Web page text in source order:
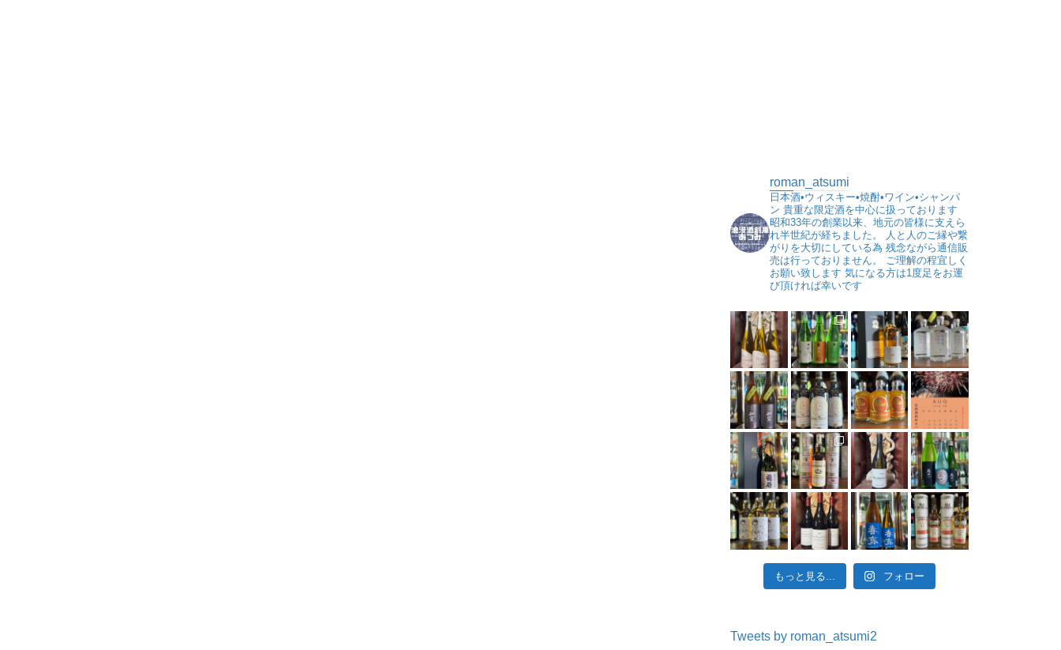
roman_atsumi
日本酒•ウィスキー•焼酎•ワイン•シャンパ
ン 貴重な限定酒を中心に扱っております
昭和33年の創業以来、地元の皆様に支えら
れ半世紀が経ちました。
人と人のご縁や繋
がりを大切にしている為 残念ながら通信販
売は行っておりません。
ご理解の程宜しく
お願い致します 気になる方は1度足をお運
び頂ければ幸いです
もっと見る... フォロー
Tweets by roman_atsumi2